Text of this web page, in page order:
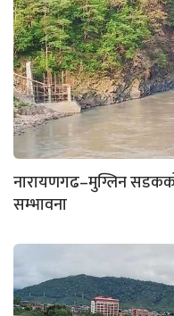
नारायणगढ–मुग्लिन
सम्भावना